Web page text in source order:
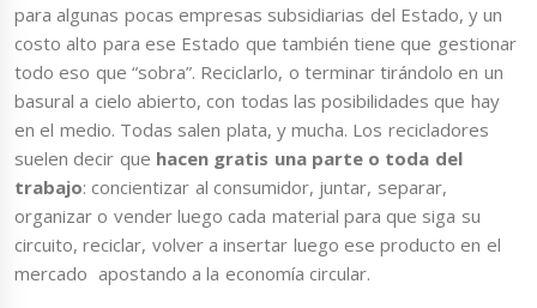
para algunas pocas empresas subsidiarias del Estado, y un
costo alto para ese Estado que también tiene que gestionar
todo eso que “sobra”. Reciclarlo, o terminar tirándolo en un
basural a cielo abierto, con todas las posibilidades que hay
en el medio. Todas salen plata, y mucha. Los recicladores
suelen decir que hacen gratis una parte o toda del
trabajo: concientizar al consumidor, juntar, separar,
organizar o vender luego cada material para que siga su
circuito, reciclar, volver a insertar luego ese producto en el
mercado apostando a la economía circular.